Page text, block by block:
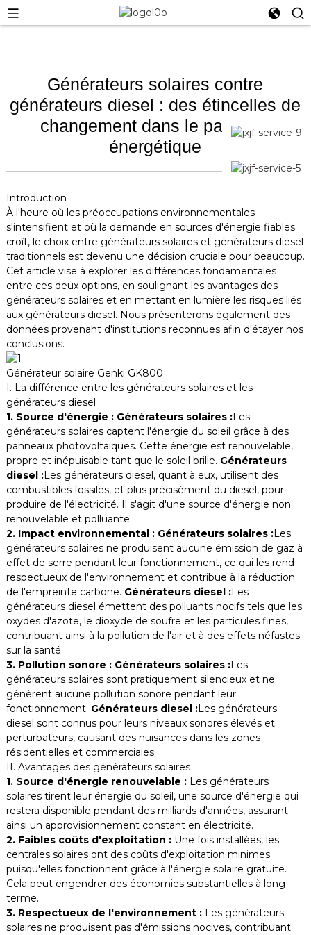
Générateurs solaires contre
générateurs diesel : des étincelles de
changement dans le paysage
énergétique
Introduction
À l'heure où les préoccupations environnementales
s'intensifient et où la demande en sources d'énergie fiables
croît, le choix entre générateurs solaires et générateurs diesel
traditionnels est devenu une décision cruciale pour beaucoup.
Cet article vise à explorer les différences fondamentales
entre ces deux options, en soulignant les avantages des
générateurs solaires et en mettant en lumière les risques liés
aux générateurs diesel. Nous présenterons également des
données provenant d'institutions reconnues afin d'étayer nos
conclusions.
Générateur solaire Genki GK800
I. La différence entre les générateurs solaires et les
générateurs diesel
1. Source d'énergie : Générateurs solaires :Les
générateurs solaires captent l'énergie du soleil grâce à des
panneaux photovoltaïques. Cette énergie est renouvelable,
propre et inépuisable tant que le soleil brille. Générateurs
diesel :Les générateurs diesel, quant à eux, utilisent des
combustibles fossiles, et plus précisément du diesel, pour
produire de l'électricité. Il s'agit d'une source d'énergie non
renouvelable et polluante.
2. Impact environnemental : Générateurs solaires :Les
générateurs solaires ne produisent aucune émission de gaz à
effet de serre pendant leur fonctionnement, ce qui les rend
respectueux de l'environnement et contribue à la réduction
de l'empreinte carbone. Générateurs diesel :Les
générateurs diesel émettent des polluants nocifs tels que les
oxydes d'azote, le dioxyde de soufre et les particules fines,
contribuant ainsi à la pollution de l'air et à des effets néfastes
sur la santé.
3. Pollution sonore : Générateurs solaires :Les
générateurs solaires sont pratiquement silencieux et ne
génèrent aucune pollution sonore pendant leur
fonctionnement. Générateurs diesel :Les générateurs
diesel sont connus pour leurs niveaux sonores élevés et
perturbateurs, causant des nuisances dans les zones
résidentielles et commerciales.
II. Avantages des générateurs solaires
1. Source d'énergie renouvelable : Les générateurs
solaires tirent leur énergie du soleil, une source d'énergie qui
restera disponible pendant des milliards d'années, assurant
ainsi un approvisionnement constant en électricité.
2. Faibles coûts d'exploitation : Une fois installées, les
centrales solaires ont des coûts d'exploitation minimes
puisqu'elles fonctionnent grâce à l'énergie solaire gratuite.
Cela peut engendrer des économies substantielles à long
terme.
3. Respectueux de l'environnement : Les générateurs
solaires ne produisent pas d'émissions nocives, contribuant